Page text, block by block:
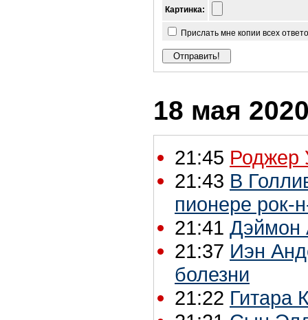
Картинка:
Прислать мне копии всех
18 мая
21:45 Роджер
21:43 В
пионере рок-
21:41 Дэймон
21:37 Иэн
болезни
21:22 Гитара